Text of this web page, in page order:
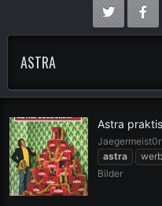
ASTRA
Astra
Jaegermeist0r
astra
Bilder